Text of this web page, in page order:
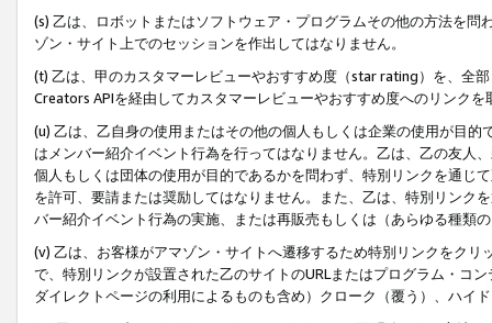
(s) 乙は、ロボットまたはソフトウェア・プログラムその他の方法を
ゾン・サイト上でのセッションを作出してはなりません。
(t) 乙は、甲のカスタマーレビューやおすすめ度（star rating）を、全
Creators APIを経由してカスタマーレビューやおすすめ度へのリンクを
(u) 乙は、乙自身の使用またはその他の個人もしくは企業の使用が目
はメンバー紹介イベント行為を行ってはなりません。乙は、乙の友人
個人もしくは団体の使用が目的であるかを問わず、特別リンクを通じ
を許可、要請または奨励してはなりません。また、乙は、特別リンク
バー紹介イベント行為の実施、または再販売もしくは（あらゆる種類
(v) 乙は、お客様がアマゾン・サイトへ遷移するため特別リンクをク
で、特別リンクが設置された乙のサイトのURLまたはプログラム・コ
ダイレクトページの利用によるものも含め）クローク（覆う）、ハイ